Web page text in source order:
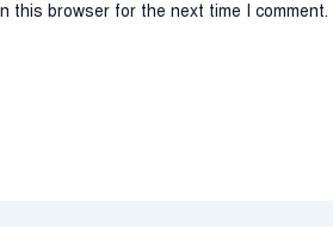
this browser for the next time I comment.